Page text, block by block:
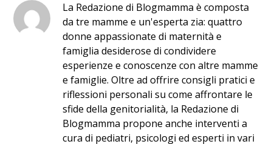
La Redazione di Blogmamma è composta
da tre mamme e un'esperta zia: quattro
donne appassionate di maternità e
famiglia desiderose di condividere
esperienze e conoscenze con altre mamme
e famiglie. Oltre ad offrire consigli pratici e
riflessioni personali su come affrontare le
sfide della genitorialità, la Redazione di
Blogmamma propone anche interventi a
cura di pediatri, psicologi ed esperti in vari